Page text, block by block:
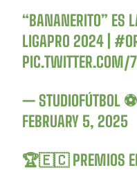
“BANANERITO” ES
LIGAPRO 2024 |
— STUDIOFÚTBOL
FEBRUARY 5, 2025
🏆🇪🇨 PREMIOS